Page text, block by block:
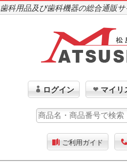
歯科用品及び歯科機器の総合通販サ
ログイン マイリ
ご利用ガイド